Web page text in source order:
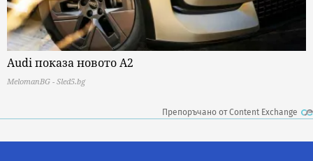
Audi показа новото A2
MelomanBG - Sled5.bg
Препоръчано от Content Exchange